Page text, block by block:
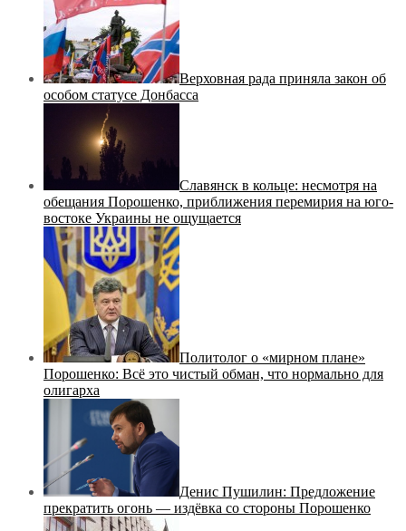
Верховная рада приняла закон об
особом статусе Донбасса
Славянск в кольце: несмотря на
обещания Порошенко, приближения перемирия на юго-
востоке Украины не ощущается
Политолог о «мирном плане»
Порошенко: Всё это чистый обман, что нормально для
олигарха
Денис Пушилин: Предложение
прекратить огонь — издёвка со стороны Порошенко